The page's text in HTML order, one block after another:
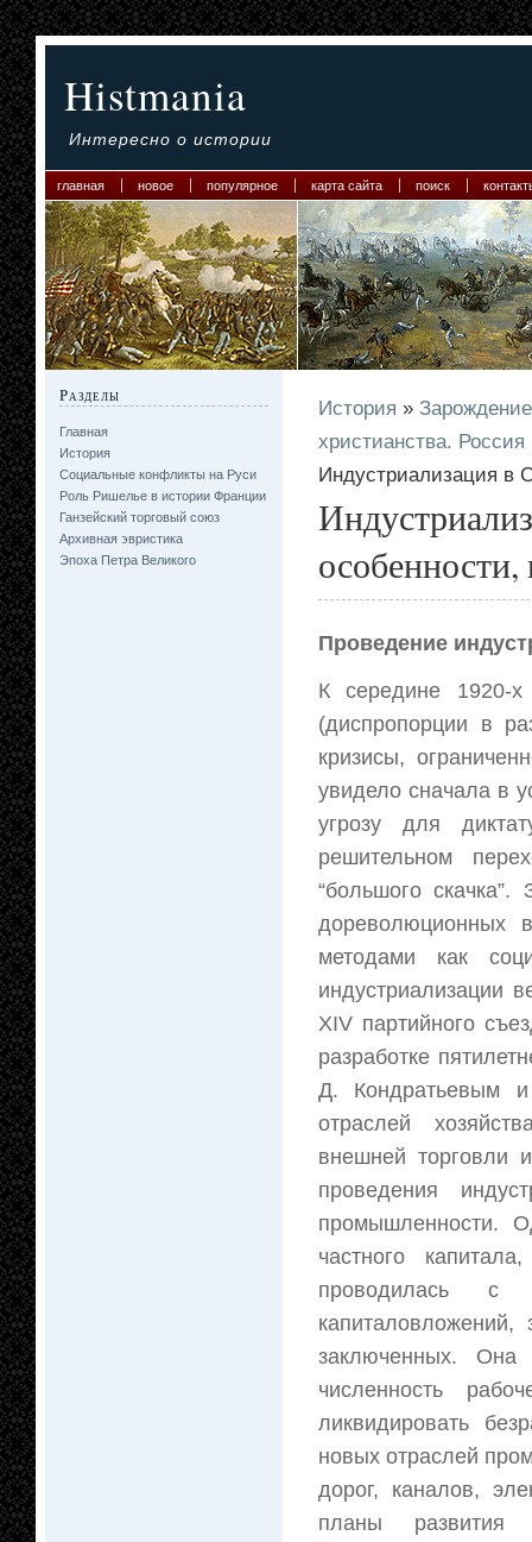
Histmania
Интересно о истории
главная новое популярное карта сайта поиск
Разделы
Главная
История
Социальные конфликты на Руси
Роль Ришелье в истории Франции
Ганзейский торговый союз
Архивная эвристика
Эпоха Петра Великого
История »
христианства.
Индустриализация в
особенности,
Проведение
К середине 1920-х
(диспропорции в
кризисы,
увидело сначала в
угрозу для
решительном
“большого
дореволюционных
методами как
индустриализации
XIV партийного
разработке
Д. Кондратьевым
отраслей
внешней торговли
проведения
промышленности.
частного
проводилась с
капиталовложений,
заключенных. Она
численность
ликвидировать
новых отраслей
дорог, каналов,
планы развития